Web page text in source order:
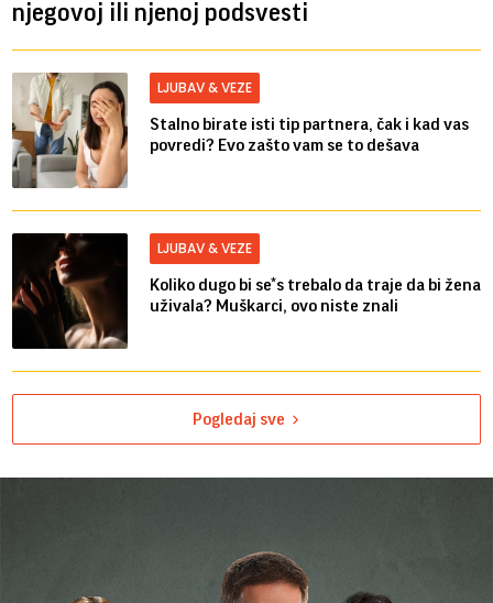
njegovoj ili njenoj podsvesti
LJUBAV & VEZE
Stalno birate isti tip partnera, čak i kad vas
povredi? Evo zašto vam se to dešava
LJUBAV & VEZE
Koliko dugo bi se*s trebalo da traje da bi žena
uživala? Muškarci, ovo niste znali
Pogledaj sve